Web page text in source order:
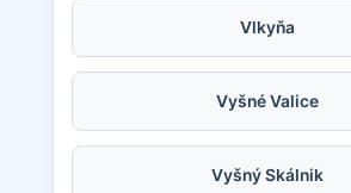
Vlkyňa
Vyšné Valice
Vyšný Skálnik